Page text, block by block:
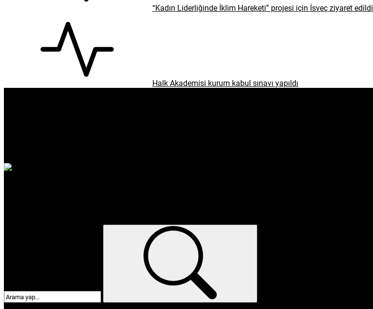
“Kadın Liderliğinde İklim Hareketi” projesi için İsveç ziyaret edildi
Halk Akademisi kurum kabul sınavı yapıldı